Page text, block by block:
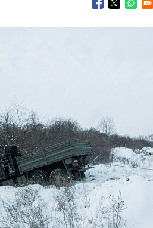
Opens in a
Opens in